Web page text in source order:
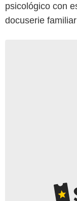
psicológico con
docuserie